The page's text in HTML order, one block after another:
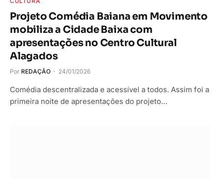
Projeto Comédia Baiana em Movimento
mobiliza a Cidade Baixa com
apresentações no Centro Cultural
Alagados
Por REDAÇÃO 24/01/2026
Comédia descentralizada e acessível a todos. Assim foi a
primeira noite de apresentações do projeto…